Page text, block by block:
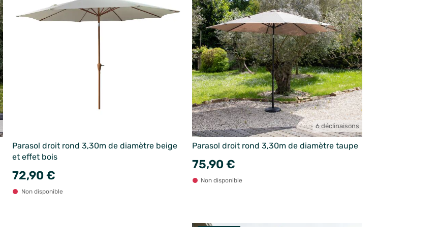
Parasol droit rond 3,30m de diamètre beige
et effet bois
72,90 €
Non disponible
6 déclinaisons
Parasol droit rond 3,30m de diamètre taupe
75,90 €
Non disponible